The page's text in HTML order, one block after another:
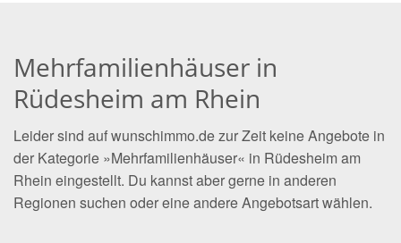
Mehrfamilienhäuser in
Rüdesheim am Rhein
Leider sind auf wunschimmo.de zur Zeit keine Angebote in
der Kategorie »Mehrfamilienhäuser« in Rüdesheim am
Rhein eingestellt. Du kannst aber gerne in anderen
Regionen suchen oder eine andere Angebotsart wählen.